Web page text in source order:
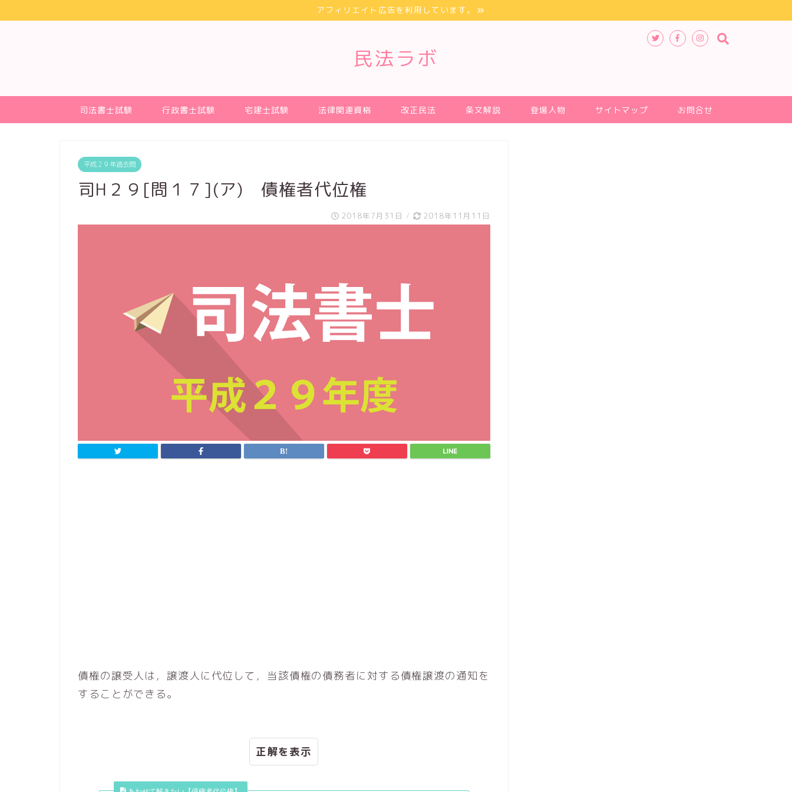
アフィリエイト広告を利用しています。
民法ラボ
司法書士試験 行政書士試験 宅建士試験 法律関連資格 改正民法 条文解説 登場人物 サイトマップ お問合せ
平成２９年過去問
司H２９[問１７](ア) 債権者代位権
2018年7月31日 / 2018年11月11日
債権の譲受人は，譲渡人に代位して，当該債権の債務者に対する債権譲渡の通知を
することができる。
正解